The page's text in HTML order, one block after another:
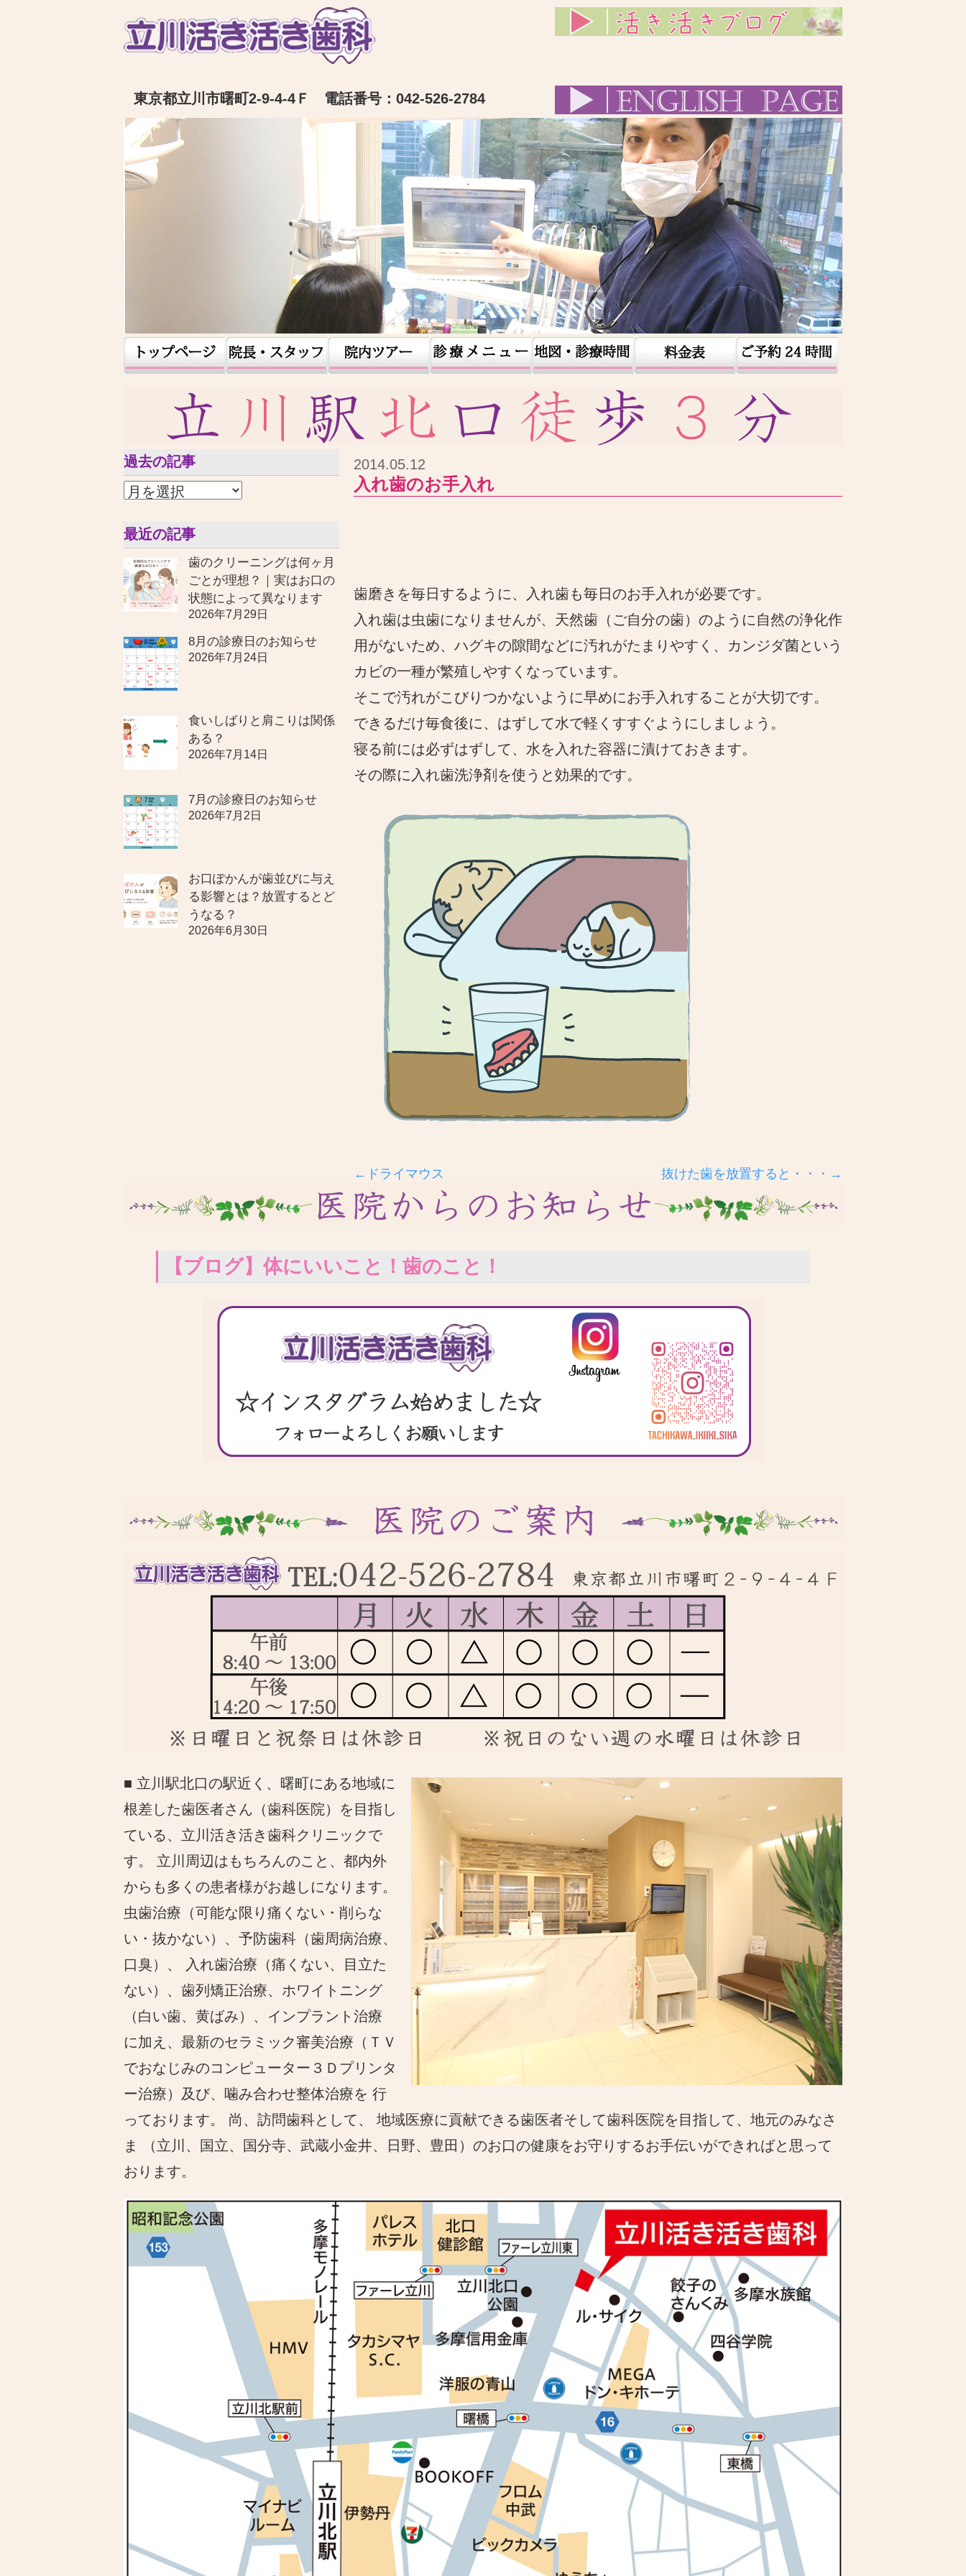
東京都立川市曙町2-9-4-4Ｆ 電話番号：042-526-2784
過去の記事
最近の記事
歯のクリーニングは何ヶ月
ごとが理想？｜実はお口の
状態によって異なります
2026年7月29日
8月の診療日のお知らせ
2026年7月24日
食いしばりと肩こりは関係
ある？
2026年7月14日
7月の診療日のお知らせ
2026年7月2日
お口ぽかんが歯並びに与え
る影響とは？放置するとど
うなる？
2026年6月30日
2014.05.12
入れ歯のお手入れ
歯磨きを毎日するように、入れ歯も毎日のお手入れが必要です。
入れ歯は虫歯になりませんが、天然歯（ご自分の歯）のように自然の浄化作
用がないため、ハグキの隙間などに汚れがたまりやすく、カンジダ菌という
カビの一種が繁殖しやすくなっています。
そこで汚れがこびりつかないように早めにお手入れすることが大切です。
できるだけ毎食後に、はずして水で軽くすすぐようにしましょう。
寝る前には必ずはずして、水を入れた容器に漬けておきます。
その際に入れ歯洗浄剤を使うと効果的です。
←ドライマウス 抜けた歯を放置すると・・・→
【ブログ】体にいいこと！歯のこと！
■ 立川駅北口の駅近く、曙町にある地域に
根差した歯医者さん（歯科医院）を目指し
ている、立川活き活き歯科クリニックで
す。 立川周辺はもちろんのこと、都内外
からも多くの患者様がお越しになります。
虫歯治療（可能な限り痛くない・削らな
い・抜かない）、予防歯科（歯周病治療、
口臭）、 入れ歯治療（痛くない、目立た
ない）、歯列矯正治療、ホワイトニング
（白い歯、黄ばみ）、インプラント治療
に加え、最新のセラミック審美治療（ＴＶ
でおなじみのコンピューター３Ｄプリンタ
ー治療）及び、噛み合わせ整体治療を 行
っております。 尚、訪問歯科として、 地域医療に貢献できる歯医者そして歯科医院を目指して、地元のみなさ
ま （立川、国立、国分寺、武蔵小金井、日野、豊田）のお口の健康をお守りするお手伝いができればと思って
おります。